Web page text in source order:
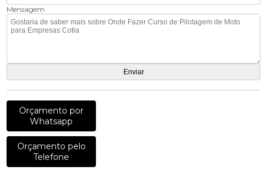
Mensagem
Orçamento por
Whatsapp
Orçamento pelo
Telefone